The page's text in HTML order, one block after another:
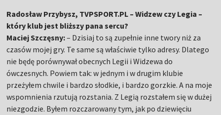
Radosław Przybysz, TVPSPORT.PL – Widzew czy Legia –
który klub jest bliższy pana sercu?
Maciej Szczęsny:– Dzisiaj to są zupełnie inne twory niż za
czasów mojej gry. Te same są właściwie tylko adresy. Dlatego
nie będę porównywał obecnych Legii i Widzewa do
ówczesnych. Powiem tak: w jednym i w drugim klubie
przeżyłem chwile i bardzo słodkie, i bardzo gorzkie. A na moje
wspomnienia rzutują rozstania. Z Legią rozstałem się w dużej
niezgodzie. Byłem rozczarowany tym, jak po dziewięciu